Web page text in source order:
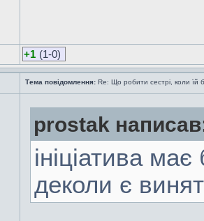
+1 (1-0)
Тема повідомлення: Re: Що робити сестрі, коли їй
prostak
ініціатива
деколи є